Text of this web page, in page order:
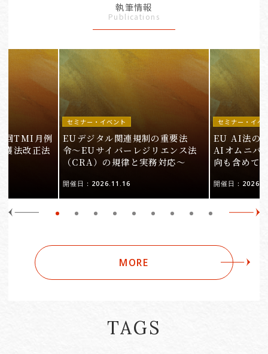
執筆情報
Publications
回TMI月例
護法改正法
セミナー・イベント
EUデジタル関連規制の重要法
令〜EUサイバーレジリエンス法
（CRA）の規律と実務対応〜
開催日：2026.11.16
セミナー・イベ
EU AI法の
AIオムニバ
向も含めて
開催日：
MORE
TAGS